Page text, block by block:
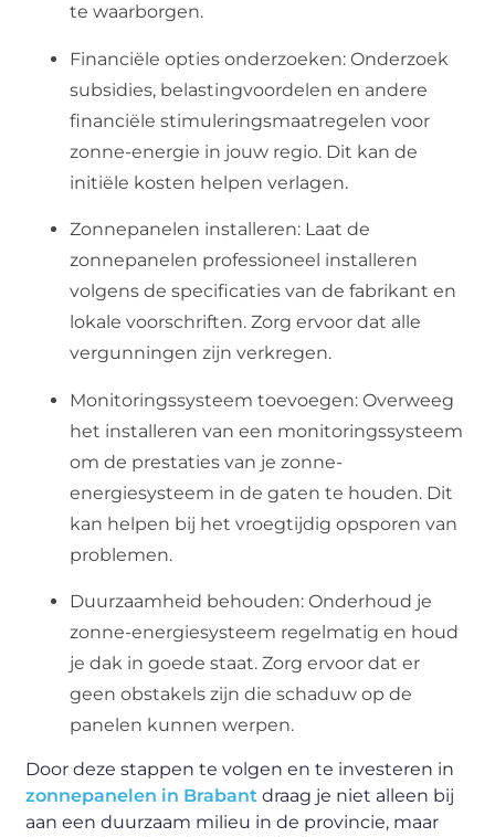
te waarborgen.
Financiële opties onderzoeken: Onderzoek
subsidies, belastingvoordelen en andere
financiële stimuleringsmaatregelen voor
zonne-energie in jouw regio. Dit kan de
initiële kosten helpen verlagen.
Zonnepanelen installeren: Laat de
zonnepanelen professioneel installeren
volgens de specificaties van de fabrikant en
lokale voorschriften. Zorg ervoor dat alle
vergunningen zijn verkregen.
Monitoringssysteem toevoegen: Overweeg
het installeren van een monitoringssysteem
om de prestaties van je zonne-
energiesysteem in de gaten te houden. Dit
kan helpen bij het vroegtijdig opsporen van
problemen.
Duurzaamheid behouden: Onderhoud je
zonne-energiesysteem regelmatig en houd
je dak in goede staat. Zorg ervoor dat er
geen obstakels zijn die schaduw op de
panelen kunnen werpen.
Door deze stappen te volgen en te investeren in
zonnepanelen in Brabant draag je niet alleen bij
aan een duurzaam milieu in de provincie, maar